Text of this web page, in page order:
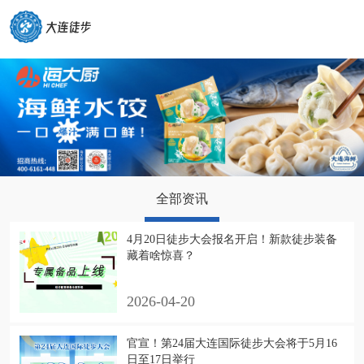
全部资讯
4月20日徒步大会报名开启！新款徒步装备
藏着啥惊喜？
2026-04-20
官宣！第24届大连国际徒步大会将于5月16
日至17日举行